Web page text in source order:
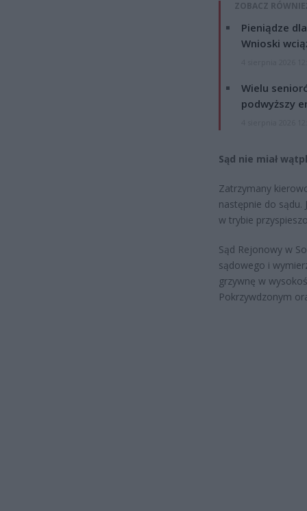
ZOBACZ
Pieniądze
Wnioski
Wielu
podwyższy
Sąd nie miał
Zatrzymany
następnie do sądu.
w trybie
Sąd Rejonowy w
sądowego i
grzywnę w
Pokrzywdzonym